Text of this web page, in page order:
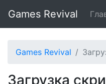
Games Revival
Games Revival
Загрузка